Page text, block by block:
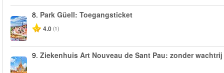
8. Park Güell: Toegangsticket
4.0 (1)
9. Ziekenhuis Art Nouveau de Sant Pau: zonder wachtrij